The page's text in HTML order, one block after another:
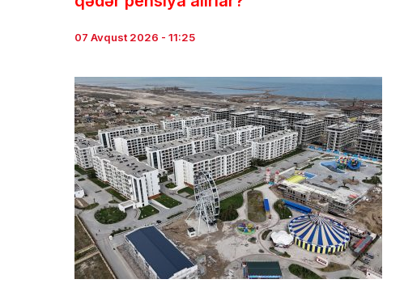
07 Avqust 2026 - 11:25